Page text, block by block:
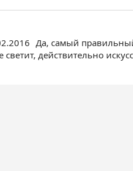
Да, самый
светит, действительно